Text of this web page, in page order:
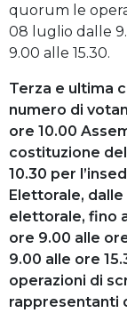
quorum le
08 luglio dalle
9.00 alle 15.30.
Terza e ultima
numero di
ore 10.00
costituzione
10.30 per
Elettorale,
elettorale, fino
ore 9.00 alle
9.00 alle ore
operazioni di
rappresentanti